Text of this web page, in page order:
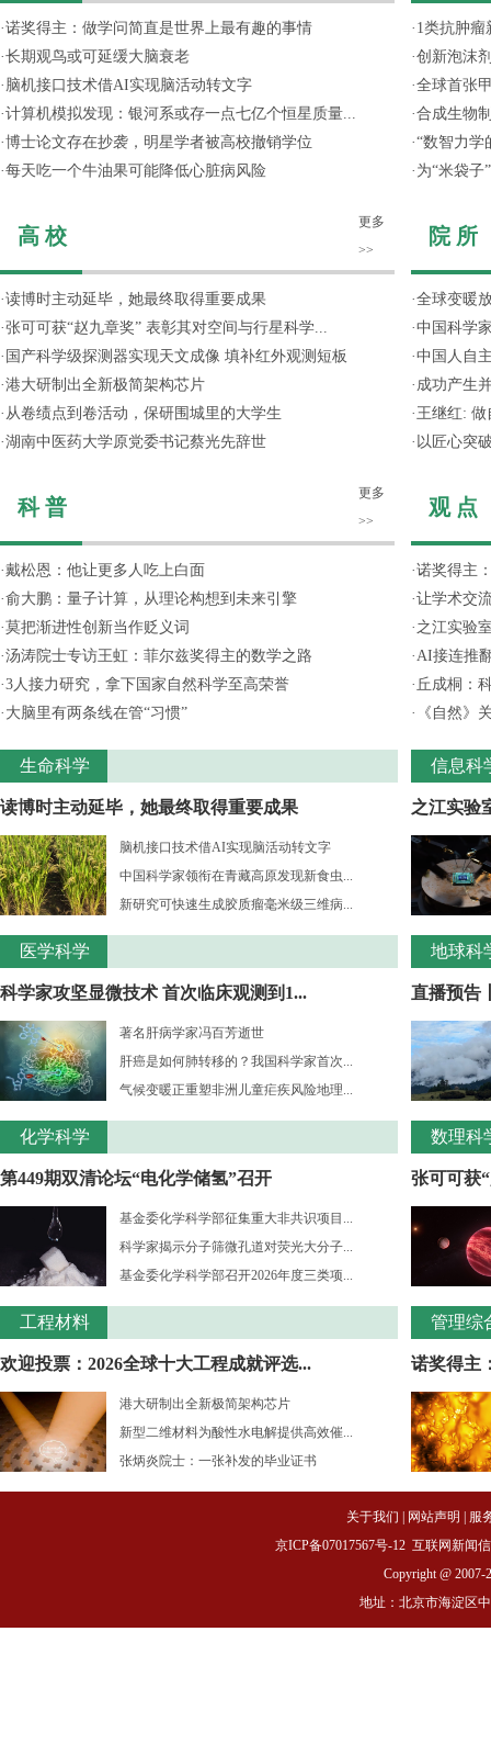
·诺奖得主：做学问简直是世界上最有趣的事情
·长期观鸟或可延缓大脑衰老
· 脑机接口技术借AI实现脑活动转文字
·计算机模拟发现：银河系或存一点七亿个恒星质量...
·博士论文存在抄袭，明星学者被高校撤销学位
·每天吃一个牛油果可能降低心脏病风险
高 校
更多
>>
·读博时主动延毕，她最终取得重要成果
·张可可获“赵九章奖” 表彰其对空间与行星科学...
· 国产科学级探测器实现天文成像 填补红外观测短板
·港大研制出全新极简架构芯片
· 从卷绩点到卷活动，保研围城里的大学生
·湖南中医药大学原党委书记蔡光先辞世
科 普
更多
>>
·戴松恩：他让更多人吃上白面
·俞大鹏：量子计算，从理论构想到未来引擎
·莫把渐进性创新当作贬义词
·汤涛院士专访王虹：菲尔兹奖得主的数学之路
·3人接力研究，拿下国家自然科学至高荣誉
· 大脑里有两条线在管“习惯”
生命科学
读博时主动延毕，她最终取得重要成果
脑机接口技术借AI实现脑活动转文字
中国科学家领衔在青藏高原发现新食虫...
新研究可快速生成胶质瘤毫米级三维病...
医学科学
科学家攻坚显微技术 首次临床观测到1...
著名肝病学家冯百芳逝世
肝癌是如何肺转移的？我国科学家首次...
气候变暖正重塑非洲儿童疟疾风险地理...
化学科学
第449期双清论坛“电化学储氢”召开
基金委化学科学部征集重大非共识项目...
科学家揭示分子筛微孔道对荧光大分子...
基金委化学科学部召开2026年度三类项...
工程材料
欢迎投票：2026全球十大工程成就评选...
港大研制出全新极简架构芯片
新型二维材料为酸性水电解提供高效催...
张炳炎院士：一张补发的毕业证书
· 1类抗肿瘤
·创新泡沫
·全球首张
·合成生物
·“数智力学
· 为“米袋子
院 所
·全球变暖
·中国科学
·中国人自
· 成功产生
· 王继红: 做
· 以匠心突
观 点
·诺奖得主
·让学术交
· 之江实验
·AI接连推
· 丘成桐：
·
《自然》
信息科
之江实验
地球科
直播预告
数理科
张可可获
管理综
诺奖得主
关于我们 网站声明
服
京ICP备07017567号-12 互联网新闻
Copyright @ 2007-
地址：北京市海淀区